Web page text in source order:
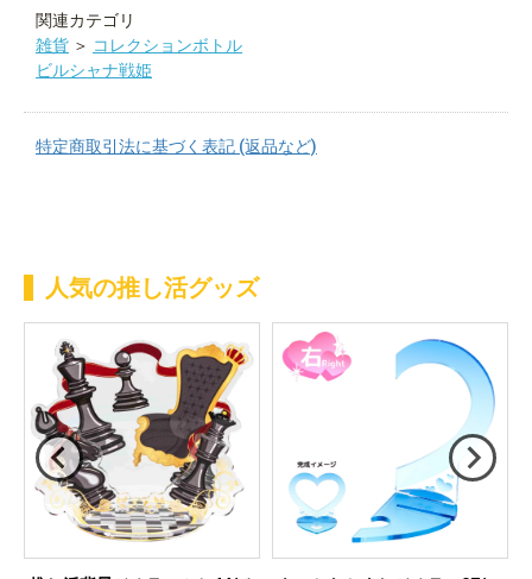
関連カテゴリ
雑貨 ＞ コレクションボトル
ビルシャナ戦姫
特定商取引法に基づく表記 (返品など)
人気の推し活グッズ